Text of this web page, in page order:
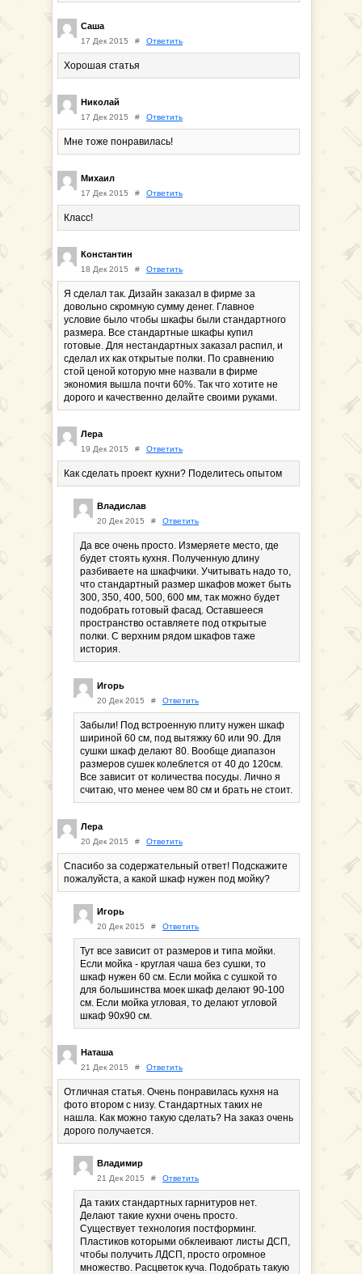
Саша
17 Дек 2015 # Ответить
Хорошая статья
Николай
17 Дек 2015 # Ответить
Мне тоже понравилась!
Михаил
17 Дек 2015 # Ответить
Класс!
Константин
18 Дек 2015 # Ответить
Я сделал так. Дизайн заказал в фирме за
довольно скромную сумму денег. Главное
условие было чтобы шкафы были стандартного
размера. Все стандартные шкафы купил
готовые. Для нестандартных заказал распил, и
сделал их как открытые полки. По сравнению
стой ценой которую мне назвали в фирме
экономия вышла почти 60%. Так что хотите не
дорого и качественно делайте своими руками.
Лера
19 Дек 2015 # Ответить
Как сделать проект кухни? Поделитесь опытом
Владислав
20 Дек 2015 # Ответить
Да все очень просто. Измеряете место, где
будет стоять кухня. Полученную длину
разбиваете на шкафчики. Учитывать надо то,
что стандартный размер шкафов может быть
300, 350, 400, 500, 600 мм, так можно будет
подобрать готовый фасад. Оставшееся
пространство оставляете под открытые
полки. С верхним рядом шкафов таже
история.
Игорь
20 Дек 2015 # Ответить
Забыли! Под встроенную плиту нужен шкаф
шириной 60 см, под вытяжку 60 или 90. Для
сушки шкаф делают 80. Вообще диапазон
размеров сушек колеблется от 40 до 120см.
Все зависит от количества посуды. Лично я
считаю, что менее чем 80 см и брать не стоит.
Лера
20 Дек 2015 # Ответить
Спасибо за содержательный ответ! Подскажите
пожалуйста, а какой шкаф нужен под мойку?
Игорь
20 Дек 2015 # Ответить
Тут все зависит от размеров и типа мойки.
Если мойка - круглая чаша без сушки, то
шкаф нужен 60 см. Если мойка с сушкой то
для большинства моек шкаф делают 90-100
см. Если мойка угловая, то делают угловой
шкаф 90х90 см.
Наташа
21 Дек 2015 # Ответить
Отличная статья. Очень понравилась кухня на
фото втором с низу. Стандартных таких не
нашла. Как можно такую сделать? На заказ очень
дорого получается.
Владимир
21 Дек 2015 # Ответить
Да таких стандартных гарнитуров нет.
Делают такие кухни очень просто.
Существует технология постформинг.
Пластиков которыми обклеивают листы ДСП,
чтобы получить ЛДСП, просто огромное
множество. Расцветок куча. Подобрать такую